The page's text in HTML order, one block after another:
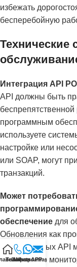
избежать
бесперебойную
Технические
Интеграция API
API должны быть
программным
используете
настройке или
или SOAP, могут
транзакций.
Может
обеспечение для
Обновления как
подключенных API
постоянного
Телефон
WhatsAPP
Электронная почта